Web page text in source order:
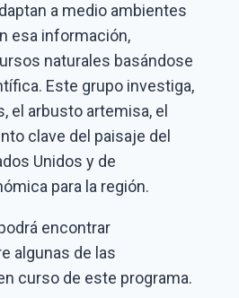
a medio ambientes
esa información,
naturales basándose
Este grupo investiga,
el arbusto artemisa, el
clave del paisaje del
Unidos y de
para la región.
encontrar
algunas de las
curso de este programa.